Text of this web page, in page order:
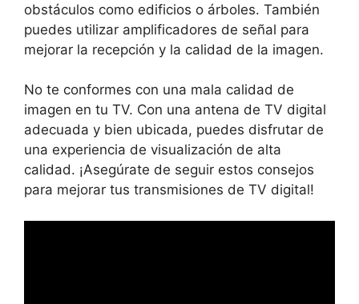
obstáculos como edificios o árboles. También
puedes utilizar amplificadores de señal para
mejorar la recepción y la calidad de la imagen.
No te conformes con una mala calidad de
imagen en tu TV. Con una antena de TV digital
adecuada y bien ubicada, puedes disfrutar de
una experiencia de visualización de alta
calidad. ¡Asegúrate de seguir estos consejos
para mejorar tus transmisiones de TV digital!